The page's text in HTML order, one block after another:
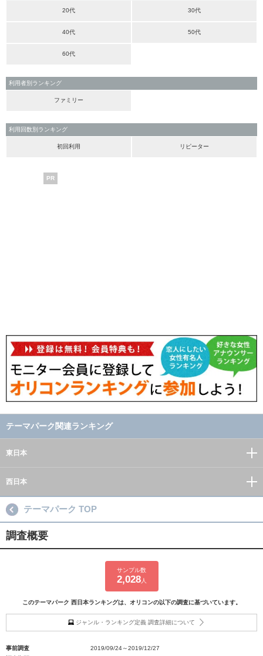
20代 30代
40代 50代
60代
利用者別ランキング
ファミリー
利用回数別ランキング
初回利用 リピーター
PR
テーマパーク関連ランキング
東日本
西日本
テーマパーク TOP
調査概要
サンプル数
2,028人
このテーマパーク 西日本ランキングは、オリコンの以下の調査に基づいています。
ジャンル・ランキング定義 調査詳細について
事前調査
2019/09/24～2019/12/27